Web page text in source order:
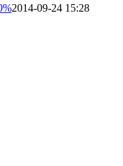
2014-09-24 15:28